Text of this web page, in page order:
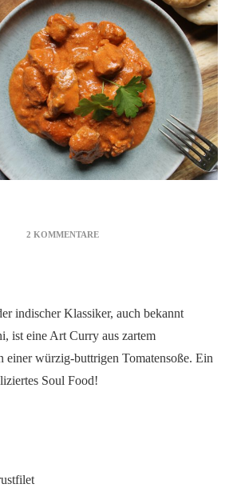
2 KOMMENTAREZU
indischer Klassiker, auch bekannt
ist eine Art Curry aus zartem
einer würzig-buttrigen Tomatensoße. Ein
Soul Food!